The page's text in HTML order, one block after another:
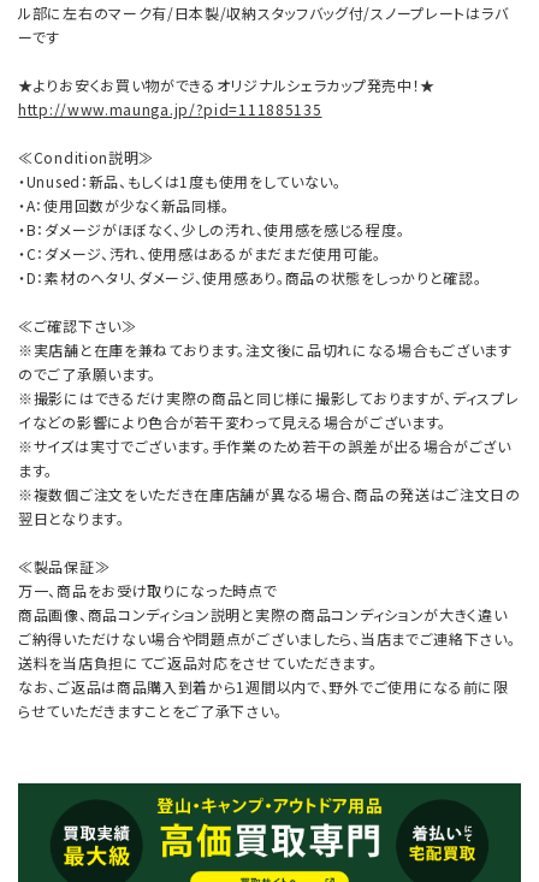
ル部に左右のマーク有/日本製/収納スタッフバッグ付/スノープレートはラバ
ーです
★よりお安くお買い物ができるオリジナルシェラカップ発売中！★
http://www.maunga.jp/?pid=111885135
≪Condition説明≫
・Unused：新品、もしくは1度も使用をしていない。
・A：使用回数が少なく新品同様。
・B：ダメージがほぼなく、少しの汚れ、使用感を感じる程度。
・C：ダメージ、汚れ、使用感はあるがまだまだ使用可能。
・D：素材のヘタリ、ダメージ、使用感あり。商品の状態をしっかりと確認。
≪ご確認下さい≫
※実店舗と在庫を兼ねております。注文後に品切れになる場合もございます
のでご了承願います。
※撮影にはできるだけ実際の商品と同じ様に撮影しておりますが、ディスプレ
イなどの影響により色合が若干変わって見える場合がございます。
※サイズは実寸でございます。手作業のため若干の誤差が出る場合がござい
ます。
※複数個ご注文をいただき在庫店舗が異なる場合、商品の発送はご注文日の
翌日となります。
≪製品保証≫
万一、商品をお受け取りになった時点で
商品画像、商品コンディション説明と実際の商品コンディションが大きく違い
ご納得いただけない場合や問題点がございましたら、当店までご連絡下さい。
送料を当店負担にてご返品対応をさせていただきます。
なお、ご返品は商品購入到着から1週間以内で、野外でご使用になる前に限
らせていただきますことをご了承下さい。